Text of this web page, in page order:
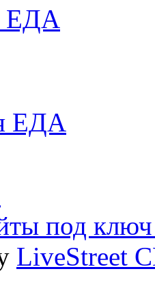
ЕДА
ЕДА
под ключ
LiveStreet